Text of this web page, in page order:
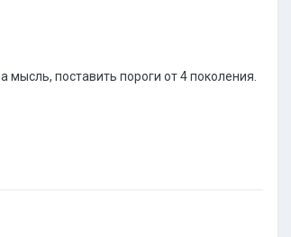
поставить пороги от 4 поколения.